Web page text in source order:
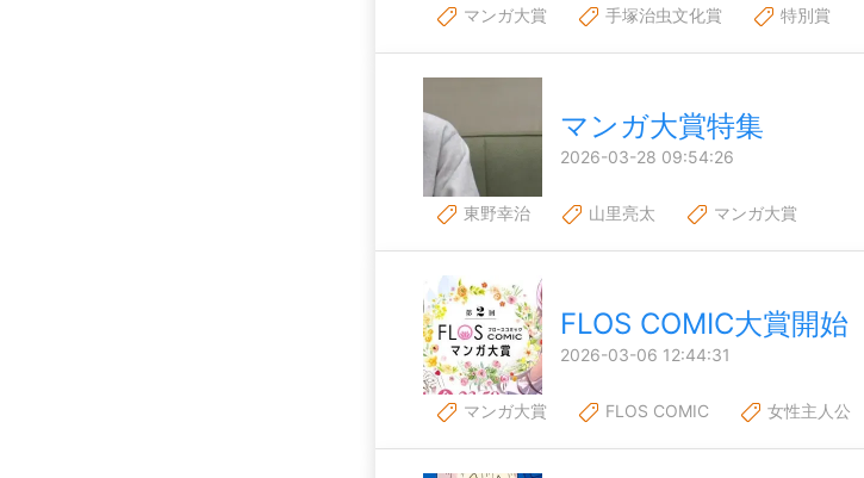
マンガ大賞 手塚治虫文化賞 特別賞
マンガ大賞特集
2026-03-28 09:54:26
東野幸治 山里亮太 マンガ大賞
FLOS COMIC大賞開始
2026-03-06 12:44:31
マンガ大賞 FLOS COMIC 女性主人公